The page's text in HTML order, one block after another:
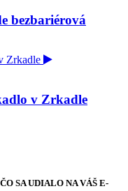
bezbariérová
v Zrkadle
SA UDIALO NA VÁŠ E-